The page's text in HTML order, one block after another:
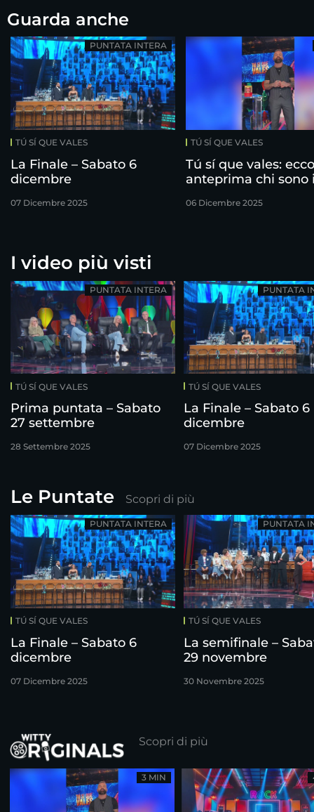
Guarda anche
TÚ SÍ QUE VALES
La Finale – Sabato 6
dicembre
07 Dicembre 2025
PUNTATA INTERA
TÚ SÍ QUE VALES
Tú sí que vales:
anteprima chi sono
06 Dicembre 2025
I video più visti
TÚ SÍ QUE VALES
Prima puntata – Sabato
27 settembre
28 Settembre 2025
PUNTATA INTERA
TÚ SÍ QUE VALES
La Finale – Sabato 6
dicembre
07 Dicembre 2025
PUNTATA
Le Puntate Scopri di più
TÚ SÍ QUE VALES
La Finale – Sabato 6
dicembre
07 Dicembre 2025
PUNTATA INTERA
TÚ SÍ QUE VALES
La semifinale –
29 novembre
30 Novembre 2025
PUNTATA
Scopri di più
3 MIN